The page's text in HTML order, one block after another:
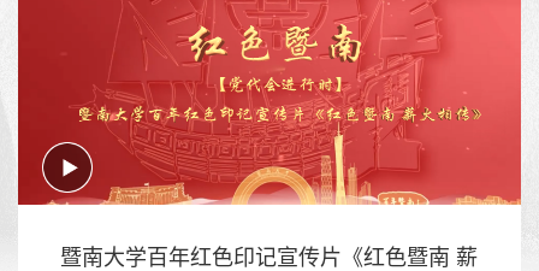
暨南大学百年红色印记宣传片《红色暨南 薪